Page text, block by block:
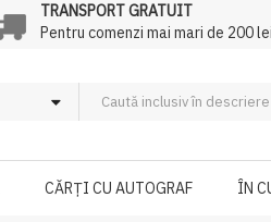
TRANSPORT GRATUIT
Pentru comenzi mai mari de 200 lei
CĂRȚI CU AUTOGRAF ÎN